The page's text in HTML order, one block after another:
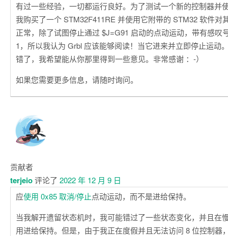
有过一些经验，一切都运行良好。为了测试一个新的控制器并
我购买了一个 STM32F411RE 并使用它附带的 STM32 软件对
正常，除了试图停止通过 $J=G91 启动的点动运动，带有感叹
1，所以我认为 Grbl 应该能够阅读！当它进来并立即停止运动
错了，我希望能从你那里得到一些意见。非常感谢 ：-）
如果您需要更多信息，请随时询问。
贡献者
terjeio评论了 2022 年 12 月 9 日
应使用 0x85 取消/停止点动运动，而不是进给保持。
当我解开遗留状态机时，我可能错过了一些状态变化，并且在
用进给保持。但是，由于我正在度假并且无法访问 8 位控制器